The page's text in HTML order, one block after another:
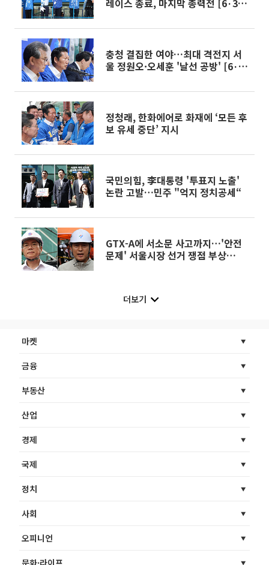
레이스 종료, 마지막 총력전 [6·3
충청 결집한 여야…최대 격전지 서
울 정원오·오세훈 '날선 공방' [6·3
정청래, 한화에어로 화재에 ‘모든 후
보 유세 중단’ 지시
국민의힘, 李대통령 '투표지 노출'
논란 고발…민주 "억지 정치공세“
GTX-A에 서소문 사고까지…'안전
문제' 서울시장 선거 쟁점 부상
더보기
마켓
금융
부동산
산업
경제
국제
정치
사회
오피니언
문화·라이프